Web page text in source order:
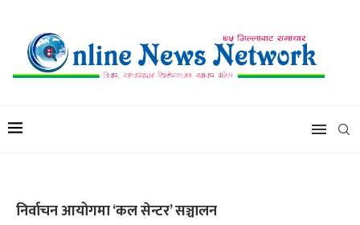
निर्वाचन आयोगमा ‘कल सेन्टर’ सञ्चालन